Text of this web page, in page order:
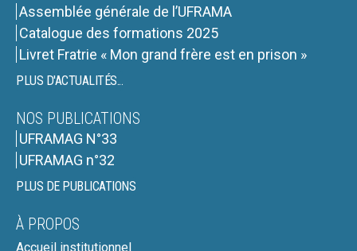
Assemblée générale de l’UFRAMA
Catalogue des formations 2025
Livret Fratrie « Mon grand frère est en prison »
PLUS D'ACTUALITÉS...
NOS PUBLICATIONS
UFRAMAG N°33
UFRAMAG n°32
PLUS DE PUBLICATIONS
À PROPOS
Accueil institutionnel